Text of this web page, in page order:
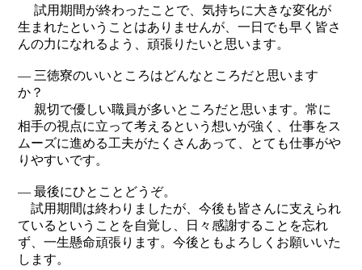
試用期間が終わったことで、気持ちに大きな変化が
生まれたということはありませんが、一日でも早く皆さ
んの力になれるよう、頑張りたいと思います。
― 三徳寮のいいところはどんなところだと思います
か？
親切で優しい職員が多いところだと思います。常に
相手の視点に立って考えるという想いが強く、仕事をス
ムーズに進める工夫がたくさんあって、とても仕事がや
りやすいです。
― 最後にひとことどうぞ。
試用期間は終わりましたが、今後も皆さんに支えられ
ているということを自覚し、日々感謝することを忘れ
ず、一生懸命頑張ります。今後ともよろしくお願いいた
します。